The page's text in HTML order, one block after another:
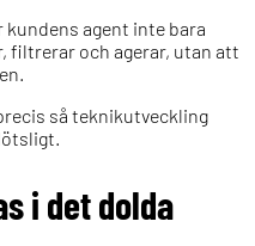
kundens agent inte bara
filtrerar och agerar, utan att
så teknikutveckling
i det dolda